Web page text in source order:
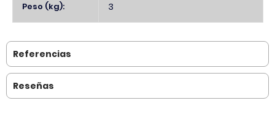
Peso (kg): 3
Referencias
Reseñas